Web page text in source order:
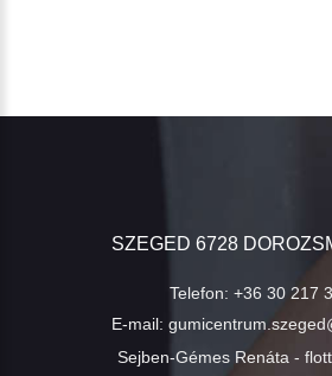
SZEGED 6728
Telefon: +36 30 217
E-mail:
Sejben-Gémes Renáta -